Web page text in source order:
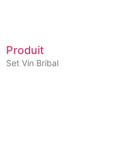
Produit
Set Vin Bribal